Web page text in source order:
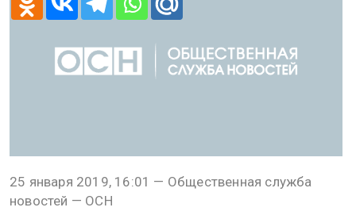
25 января 2019, 16:01 — Общественная служба
новостей — ОСН